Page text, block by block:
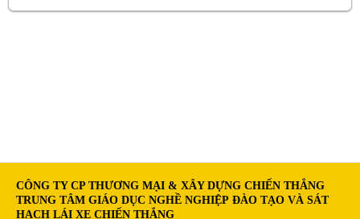
CÔNG TY CP THƯƠNG MẠI & XÂY DỰNG CHIẾN THẮNG
TRUNG TÂM GIÁO DỤC NGHỀ NGHIỆP ĐÀO TẠO VÀ SÁT
HẠCH LÁI XE CHIẾN THẮNG